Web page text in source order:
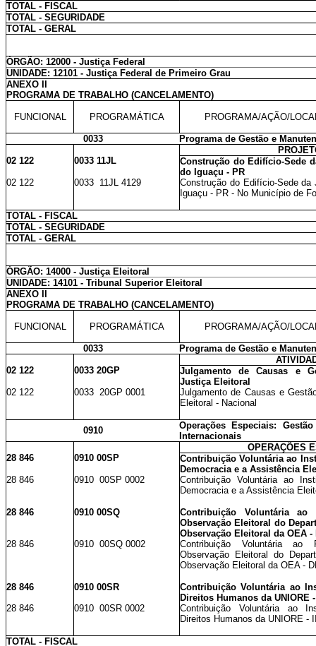
TOTAL - FISCAL
TOTAL - SEGURIDADE
TOTAL - GERAL
ÓRGÃO: 12000 - Justiça Federal
UNIDADE: 12101 - Justiça Federal de Primeiro Grau
ANEXO II
PROGRAMA DE TRABALHO (CANCELAMENTO)
FUNCIONAL PROGRAMÁTICA PROGRAMA/AÇÃO/
0033
Programa de Gestão e
02 122
0033 11JL
Construção do Edifício-Sede
do Iguaçu - PR
02 122
0033 11JL 4129
Construção do Edifício-Sede
Iguaçu - PR - No Município de
TOTAL - FISCAL
TOTAL - SEGURIDADE
TOTAL - GERAL
ÓRGÃO: 14000 - Justiça Eleitoral
UNIDADE: 14101 - Tribunal Superior Eleitoral
ANEXO II
PROGRAMA DE TRABALHO (CANCELAMENTO)
FUNCIONAL PROGRAMÁTICA PROGRAMA/AÇÃO/
0033
Programa de Gestão e
02 122
0033 20GP
Julgamento de Causas e
Justiça Eleitoral
02 122
0033 20GP 0001
Julgamento de Causas e
Eleitoral - Nacional
0910
Operações Especiais:
Internacionais
OPERAÇÕES
28 846
0910 00SP
Contribuição Voluntária ao
Democracia e a Assistência
28 846
0910 00SP 0002
Contribuição Voluntária ao
Democracia e a Assistência
28 846 0910 00SQ
Contribuição Voluntária
Observação Eleitoral do
Observação Eleitoral da OEA -
28 846
0910 00SQ 0002
Contribuição Voluntária
Observação Eleitoral do
Observação Eleitoral da OEA -
28 846 0910 00SR
Contribuição Voluntária ao
Direitos Humanos da UNIORE
28 846
0910 00SR 0002
Contribuição Voluntária ao
Direitos Humanos da UNIORE -
TOTAL - FISCAL